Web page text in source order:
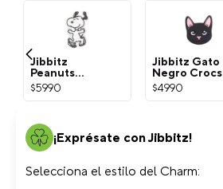
Jibbitz
Peanuts
Snoopy
Blanco Crocs
$5990
Jibbitz Gato
Negro Crocs
$4990
¡Exprésate con Jibbitz!
Selecciona el estilo del Charm: